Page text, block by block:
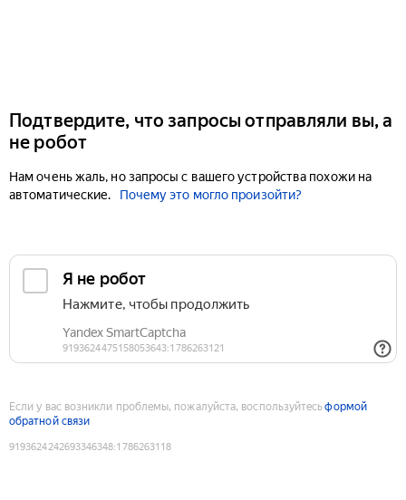
Подтвердите, что запросы отправляли вы, а
не робот
Нам очень жаль, но запросы с вашего устройства похожи на
автоматические.
Почему это могло произойти?
Если у вас возникли проблемы, пожалуйста, воспользуйтесьформой
обратной связи
9193624242693346348:1786263118